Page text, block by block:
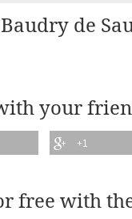
de
your
+1
free with